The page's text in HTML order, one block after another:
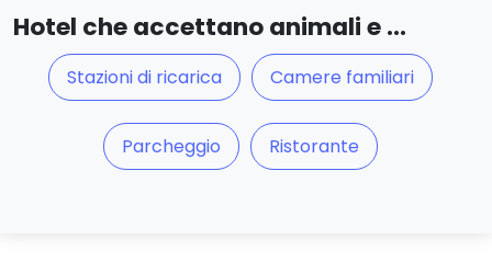
Hotel che accettano animali e ...
Stazioni di ricarica Camere familiari
Parcheggio Ristorante